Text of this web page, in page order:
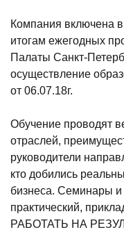
Компания включена
итогам ежегодных
Палаты Санкт-
осуществление
от 06.07.18г.
Обучение проводят
отраслей,
руководители
кто добились
бизнеса. Семинары и
практический,
РАБОТАТЬ НА